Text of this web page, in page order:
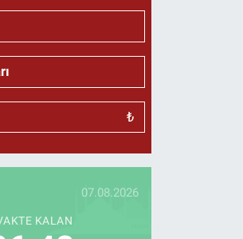
₺
07.08.2026
KALAN